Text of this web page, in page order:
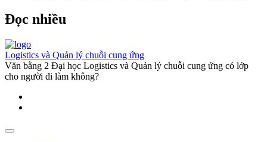
Đọc nhiều
Logistics và Quản lý chuỗi cung ứng
Văn bằng 2 Đại học Logistics và Quản lý chuỗi cung ứng có lớp
cho người đi làm không?